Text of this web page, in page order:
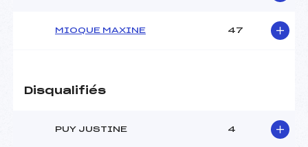
MIOQUE MAXINE 47
Disqualifiés
PUY JUSTINE 4